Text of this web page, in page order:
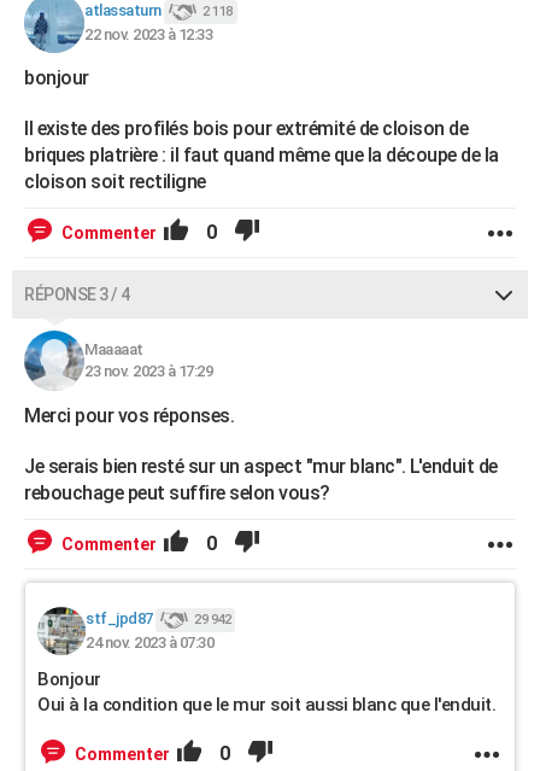
atlassaturn 2 118
22 nov. 2023 à 12:33
bonjour
Il existe des profilés bois pour extrémité de cloison de
briques platrière : il faut quand même que la découpe de la
cloison soit rectiligne
Commenter 0
RÉPONSE 3 / 4
Maaaaat
23 nov. 2023 à 17:29
Merci pour vos réponses.
Je serais bien resté sur un aspect "mur blanc". L'enduit de
rebouchage peut suffire selon vous?
Commenter 0
stf_jpd87 29 942
24 nov. 2023 à 07:30
Bonjour
Oui à la condition que le mur soit aussi blanc que l'enduit.
Commenter 0